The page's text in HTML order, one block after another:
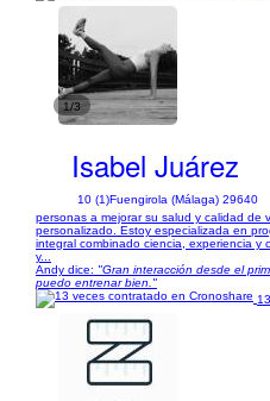
1/3
Isabel Juárez
10 (1)Fuengirola (Málaga) 29640
personas a mejorar su salud y calidad de
personalizado. Estoy especializada en
integral combinado ciencia, experiencia y
y...
Andy dice: "Gran interacción desde el
puedo entrenar bien."